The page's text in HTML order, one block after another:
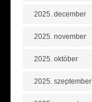
2025. december
2025. november
2025. október
2025. szeptember